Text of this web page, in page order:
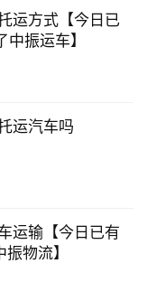
运方式【今日已
振运车】
运汽车吗
运输【今日已有
物流】